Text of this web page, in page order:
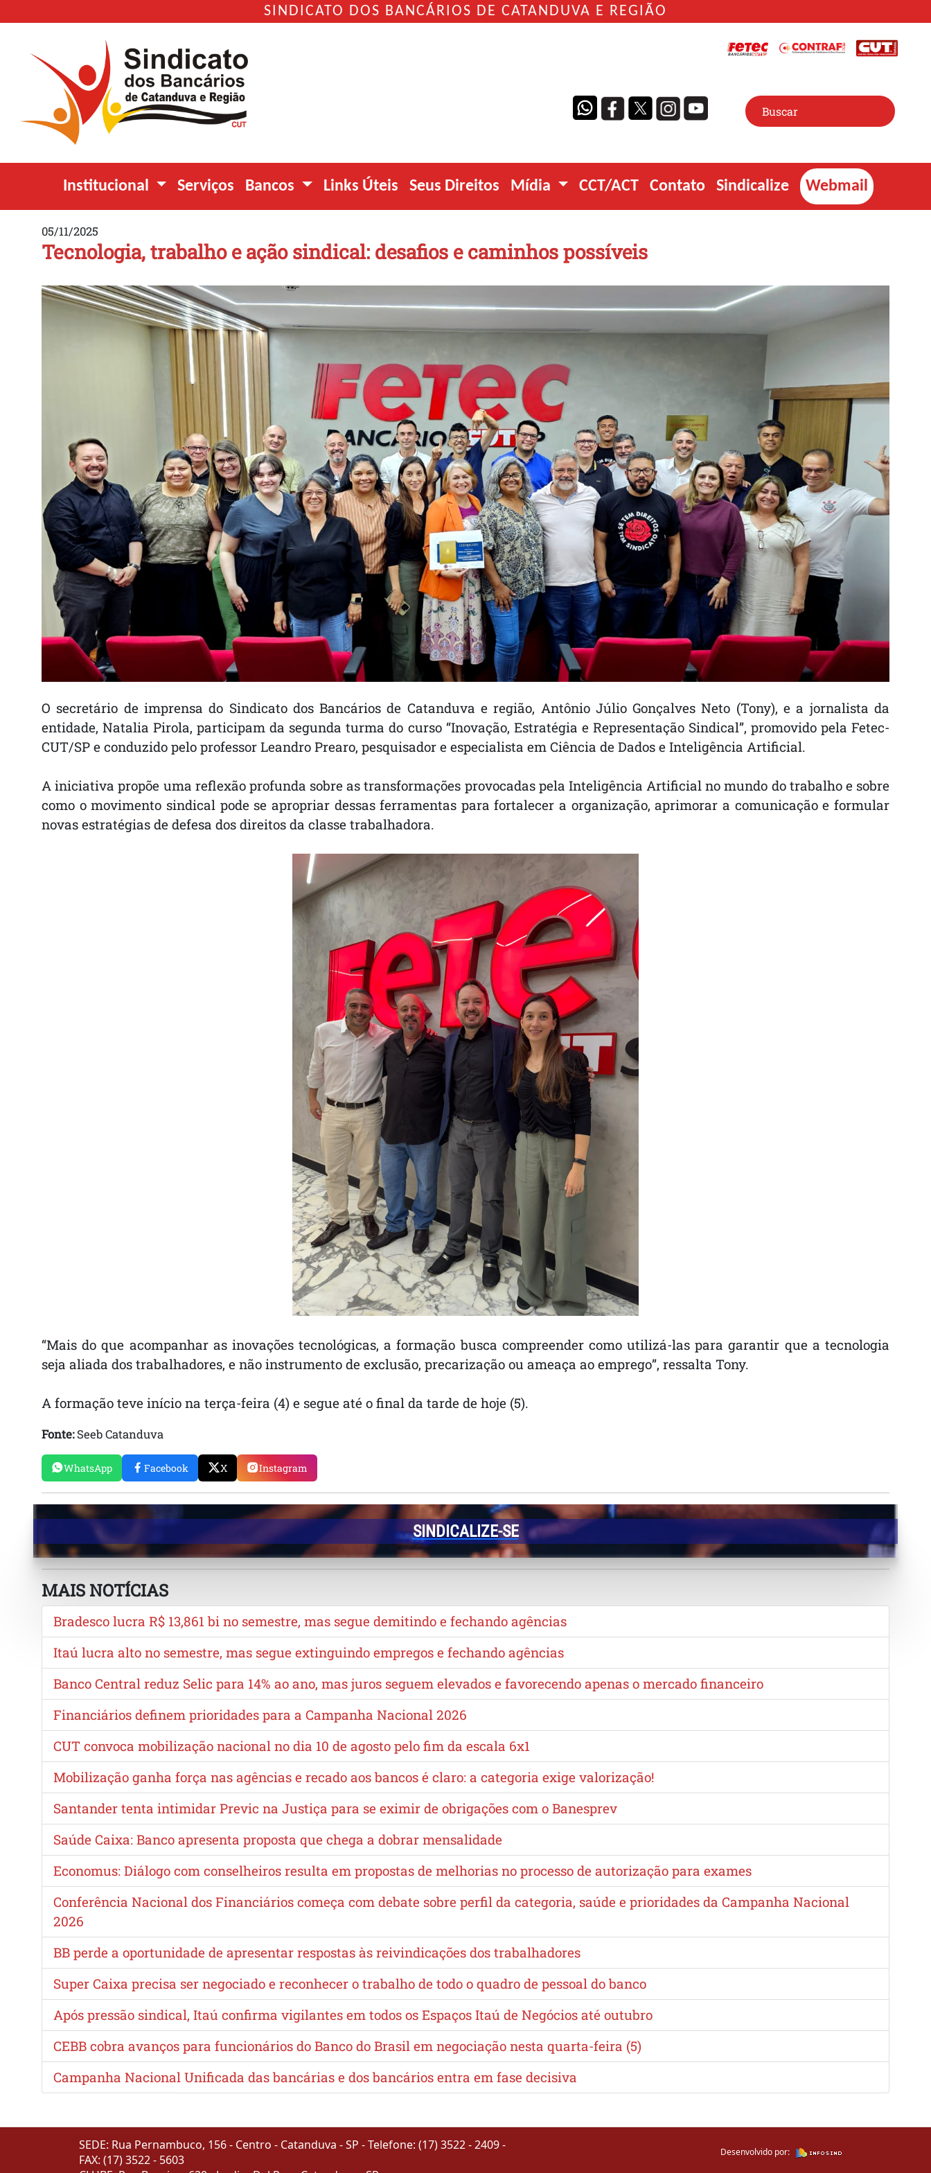
SINDICATO DOS BANCÁRIOS DE CATANDUVA E REGIÃO
Institucional Serviços Bancos Links Úteis Seus Direitos Mídia CCT/ACT Contato Sindicalize Webmail
05/11/2025
Tecnologia, trabalho e ação sindical: desafios e caminhos possíveis
O secretário de imprensa do Sindicato dos Bancários de Catanduva e região, Antônio Júlio Gonçalves Neto (Tony), e a jornalista da
entidade, Natalia Pirola, participam da segunda turma do curso “Inovação, Estratégia e Representação Sindical”, promovido pela Fetec-
CUT/SP e conduzido pelo professor Leandro Prearo, pesquisador e especialista em Ciência de Dados e Inteligência Artificial.
A iniciativa propõe uma reflexão profunda sobre as transformações provocadas pela Inteligência Artificial no mundo do trabalho e sobre
como o movimento sindical pode se apropriar dessas ferramentas para fortalecer a organização, aprimorar a comunicação e formular
novas estratégias de defesa dos direitos da classe trabalhadora.
“Mais do que acompanhar as inovações tecnológicas, a formação busca compreender como utilizá-las para garantir que a tecnologia
seja aliada dos trabalhadores, e não instrumento de exclusão, precarização ou ameaça ao emprego”, ressalta Tony.
A formação teve início na terça-feira (4) e segue até o final da tarde de hoje (5).
Fonte:Seeb Catanduva
WhatsApp Facebook X Instagram
SINDICALIZE-SE
MAIS NOTÍCIAS
Bradesco lucra R$ 13,861 bi no semestre, mas segue demitindo e fechando agências
Itaú lucra alto no semestre, mas segue extinguindo empregos e fechando agências
Banco Central reduz Selic para 14% ao ano, mas juros seguem elevados e favorecendo apenas o mercado financeiro
Financiários definem prioridades para a Campanha Nacional 2026
CUT convoca mobilização nacional no dia 10 de agosto pelo fim da escala 6x1
Mobilização ganha força nas agências e recado aos bancos é claro: a categoria exige valorização!
Santander tenta intimidar Previc na Justiça para se eximir de obrigações com o Banesprev
Saúde Caixa: Banco apresenta proposta que chega a dobrar mensalidade
Economus: Diálogo com conselheiros resulta em propostas de melhorias no processo de autorização para exames
Conferência Nacional dos Financiários começa com debate sobre perfil da categoria, saúde e prioridades da Campanha Nacional
2026
BB perde a oportunidade de apresentar respostas às reivindicações dos trabalhadores
Super Caixa precisa ser negociado e reconhecer o trabalho de todo o quadro de pessoal do banco
Após pressão sindical, Itaú confirma vigilantes em todos os Espaços Itaú de Negócios até outubro
CEBB cobra avanços para funcionários do Banco do Brasil em negociação nesta quarta-feira (5)
Campanha Nacional Unificada das bancárias e dos bancários entra em fase decisiva
SEDE: Rua Pernambuco, 156 - Centro - Catanduva - SP - Telefone: (17) 3522 - 2409 -
FAX: (17) 3522 - 5603
Desenvolvido por: